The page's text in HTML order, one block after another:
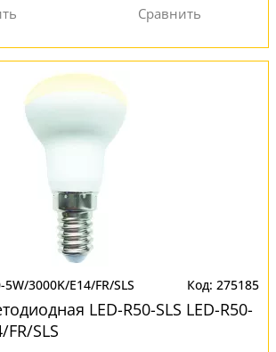
5W/3000K/E14/FR/SLS 275185
LED-R50-SLS LED-R50-
SLS